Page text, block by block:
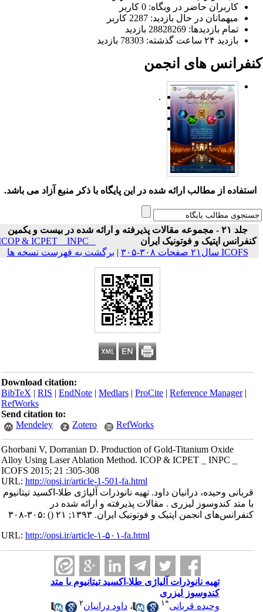
کاربران حاضر در وبگاه: 0 کاربر
میهمانان در حال بازدید: 2287 کاربر
تمام بازدید‌ها: 28828269 بازدید
بازدید ۲۴ ساعت گذشته: 78303 بازدید
های انجمن
.
استفاده از مطالب ارائه شده در این پایگاه با ذکر منبع آزاد می باشد.
جلد ۲۱ - مجموعه مقالات پذیرفته و ارائه شده در بیست و یکمین
کنفرانس اپتیک و فوتونیک ایران
ICOP & ICPET _ INPC _
ICOFS سال۲۱ صفحات ۳۰۸-۳۰۵
|برگشت به فهرست نسخه ها
Download citation:
BibTeX|RIS|EndNote|Medlars|ProCite|Reference Manager
RefWorks
Send citation to:
Mendeley
Zotero RefWorks
Ghorbani V, Dorranian D. Production of Gold-Titanium Oxide
Alloy Using Laser Ablation Method. ICOP & ICPET _ INPC _
ICOFS 2015; 21 :305-308
URL:http://opsi.ir/article-1-501-fa.html
قربانی وحیده، درانیان داود. تهیه نانوذرات آلیاژی طلا-اکسید تیتانیوم
با متد کندوسوز لیزری . مقالات پذیرفته و ارائه شده در
کنفرانس‌های انجمن اپتیک و فوتونیک ایران. ۱۳۹۳; ۲۱
() :۳۰۵-۳۰۸
URL:http://opsi.ir/article-۱-۵۰۱-fa.html
تهیه نانوذرات آلیاژی طلا-اکسید تیتانیوم با متد
کندوسوز لیزری
وحیده قربانی
۱ ،داود درانیان ۲